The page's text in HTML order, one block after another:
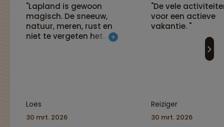
"Lapland is gewoon
magisch. De sneeuw,
natuur, meren, rust en
niet te vergeten het
Loes
30 mrt. 2026
"De vele
voor een actieve
vakantie. "
Reiziger
30 mrt. 2026